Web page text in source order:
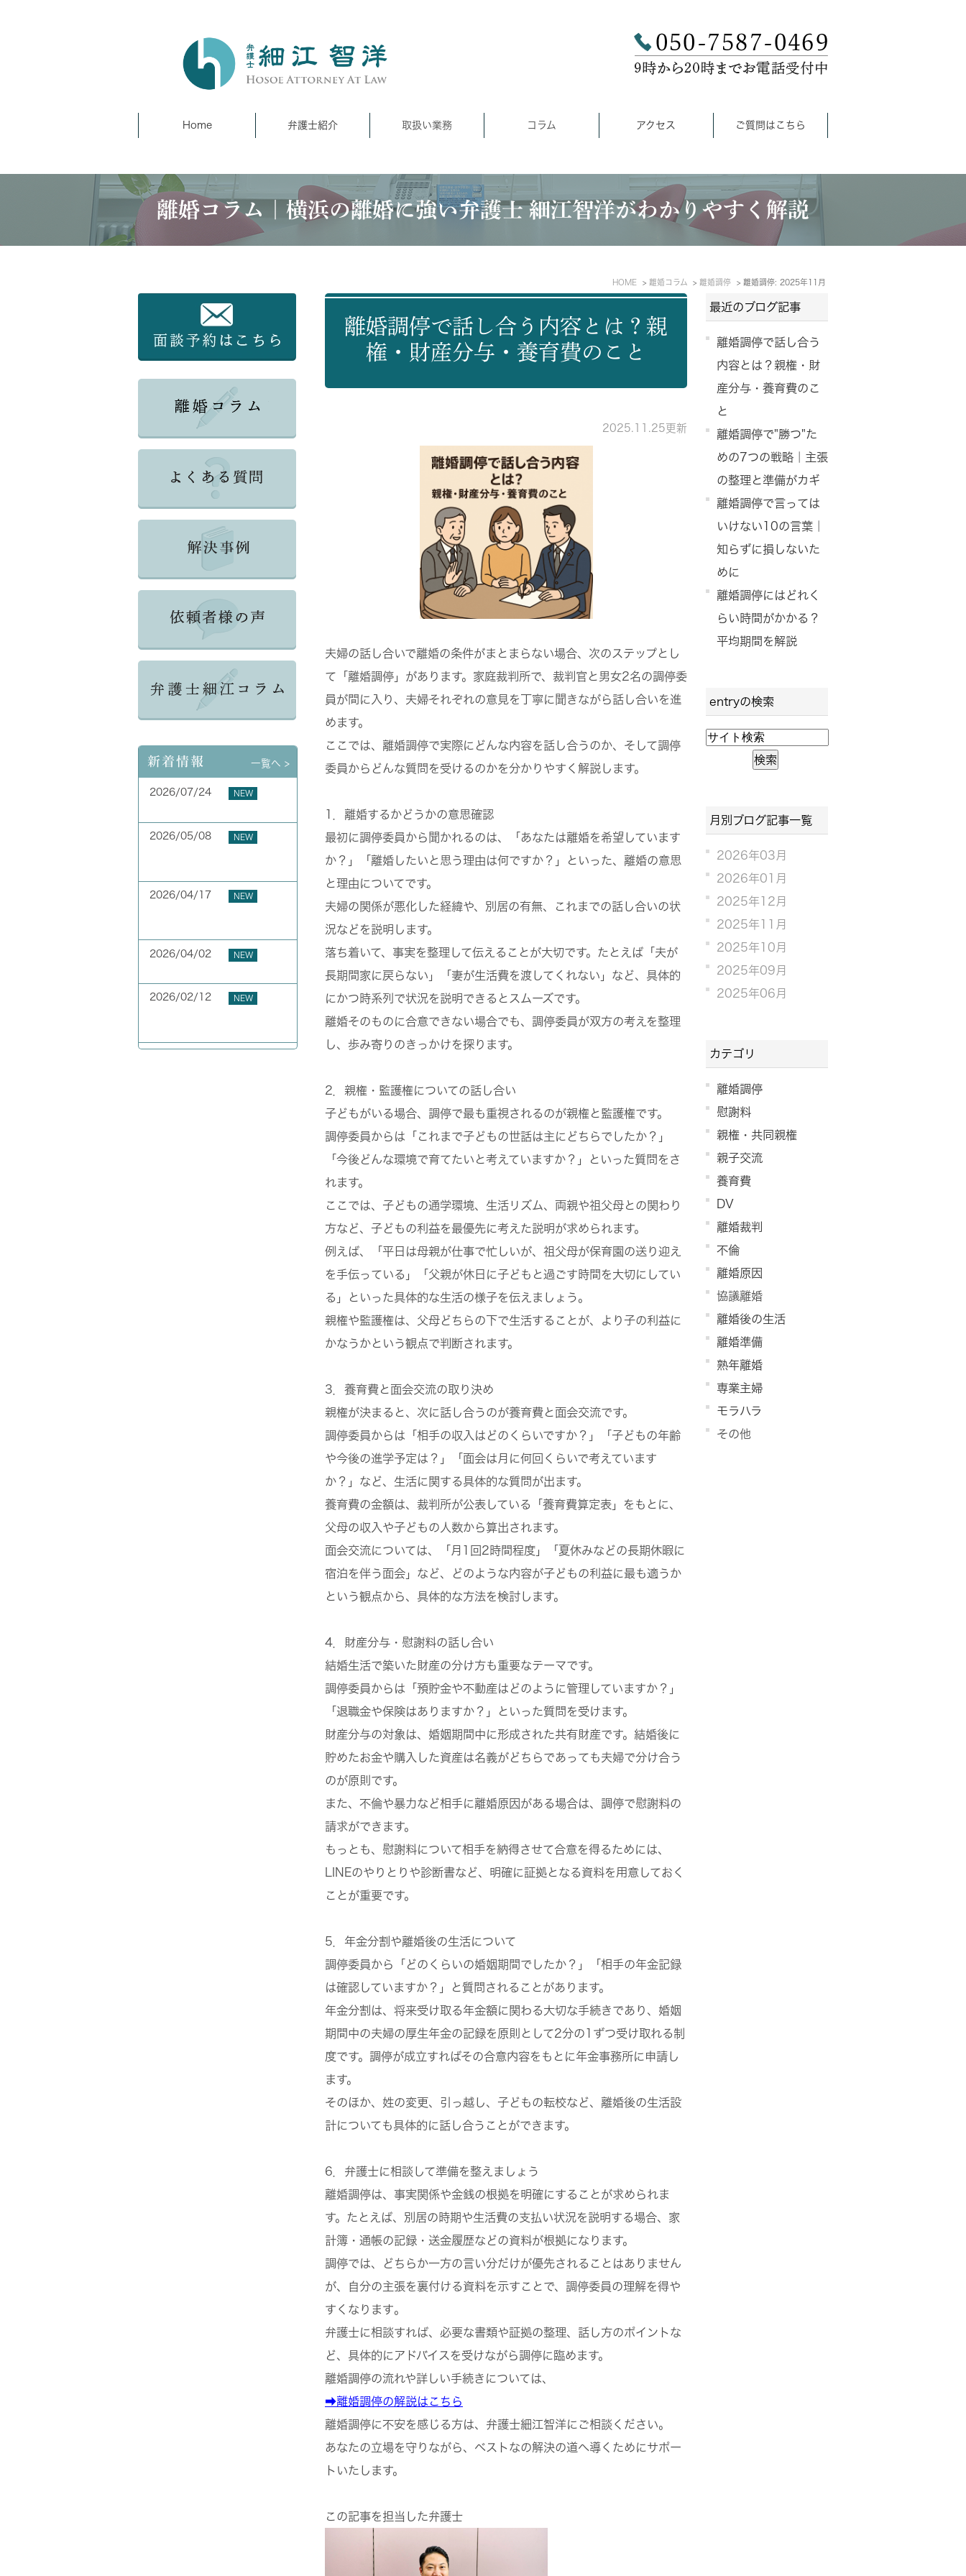
Home 弁護士紹介 取扱い業務 コラム アクセス ご質問はこちら
離婚コラム｜横浜の離婚に強い弁護士 細江智洋がわかりやすく解説
HOME 離婚コラム 離婚調停 離婚調停: 2025年11月
離婚調停で話し合う内容とは？親
権・財産分与・養育費のこと
2025.11.25更新
夫婦の話し合いで離婚の条件がまとまらない場合、次のステップとし
て「離婚調停」があります。家庭裁判所で、裁判官と男女2名の調停委
員が間に入り、夫婦それぞれの意見を丁寧に聞きながら話し合いを進
めます。
ここでは、 離婚調停で実際にどんな内容を話し合うのか、そして調停
委員からどんな質問を受けるのかを分かりやすく解説します。
1．離婚するかどうかの意思確認
最初に調停委員から聞かれるのは、「あなたは離婚を希望しています
か？」「離婚したいと思う理由は何ですか？」といった、離婚の意思
と理由についてです。
夫婦の関係が悪化した経緯や、別居の有無、これまでの話し合いの状
況などを説明します。
落ち着いて、事実を整理して伝えることが大切です。たとえば「夫が
長期間家に戻らない」「妻が生活費を渡してくれない」など、具体的
にかつ時系列で状況を説明できるとスムーズです。
離婚そのものに合意できない場合でも、調停委員が双方の考えを整理
し、歩み寄りのきっかけを探ります。
2．親権・監護権についての話し合い
子どもがいる場合、調停で最も重視されるのが親権と 監護権です。
調停委員からは「これまで子どもの世話は主にどちらでしたか？」
「今後どんな環境で育てたいと考えていますか？」といった質問をさ
れます。
ここでは、子どもの通学環境、生活リズム、両親や祖父母との関わり
方など、 子どもの利益を最優先に考えた説明が求められます。
例えば、「平日は母親が仕事で忙しいが、祖父母が保育園の送り迎え
を手伝っている」「父親が休日に子どもと過ごす時間を大切にしてい
る」といった具体的な生活の様子を伝えましょう。
親権や監護権は、父母どちらの下で生活することが、より子の利益に
かなうかという観点で判断されます。
3．養育費と面会交流の取り決め
親権が決まると、次に話し合うのが養育費と面会交流です。
調停委員からは「相手の収入はどのくらいですか？」「子どもの年齢
や今後の進学予定は？」「面会は月に何回くらいで考えています
か？」など、生活に関する具体的な質問が出ます。
養育費の金額は、裁判所が公表している「養育費算定表」をもとに、
父母の収入や子どもの人数から算出されます。
面会交流については、「月1回2時間程度」「夏休みなどの長期休暇に
宿泊を伴う面会」など、どのような内容が子どもの利益に最も適うか
という観点から、具体的な方法を検討します。
4．財産分与・慰謝料の話し合い
結婚生活で築いた財産の分け方も重要なテーマです。
調停委員からは「預貯金や不動産はどのように管理していますか？」
「退職金や保険はありますか？」といった質問を受けます。
財産分与の対象は、婚姻期間中に形成された共有財産です。結婚後に
貯めたお金や購入した資産は名義がどちらであっても夫婦で分け合う
のが原則です。
また、不倫や暴力など相手に離婚原因がある場合は、調停で慰謝料の
請求ができます。
もっとも、慰謝料について相手を納得させて合意を得るためには、
LINEのやりとりや診断書など、明確に証拠となる資料を用意しておく
ことが重要です。
5．年金分割や離婚後の生活について
調停委員から「どのくらいの婚姻期間でしたか？」「相手の年金記録
は確認していますか？」と質問されることがあります。
年金分割 は、将来受け取る年金額に関わる大切な手続きであり、婚姻
期間中の夫婦の厚生年金の記録を原則として2分の1ずつ受け取れる制
度です。調停が成立すればその合意内容をもとに年金事務所に申請し
ます。
そのほか、姓の変更、引っ越し、子どもの転校など、 離婚後の生活設
計についても具体的に話し合うことができます。
6．弁護士に相談して準備を整えましょう
離婚調停は、事実関係や金銭の根拠を明確にすることが求められま
す。たとえば、別居の時期や生活費の支払い状況を説明する場合、 家
計簿・通帳の記録・送金履歴などの資料が根拠になります。
調停では、どちらか一方の言い分だけが優先されることはありません
が、
自分の主張を裏付ける資料を示すことで、調停委員の理解を得や
すくなります。
弁護士に相談すれば、必要な書類や証拠の整理、話し方のポイントな
ど、具体的にアドバイスを受けながら調停に臨めます。
離婚調停の流れや詳しい手続きについては、
➡離婚調停の解説はこちら
離婚調停に不安を感じる方は、弁護士細江智洋にご相談ください。
あなたの立場を守りながら、ベストなの解決の道へ導くためにサポー
トいたします。
この記事を担当した弁護士
最近のブログ記事
離婚調停で話し合う
内容とは？親権・財
産分与・養育費のこ
と
離婚調停で"勝つ"た
めの7つの戦略｜主張
の整理と準備がカギ
離婚調停で言っては
いけない10の言葉｜
知らずに損しないた
めに
離婚調停にはどれく
らい時間がかかる？
平均期間を解説
entryの検索
月別ブログ記事一覧
2026年03月
2026年01月
2025年12月
2025年11月
2025年10月
2025年09月
2025年06月
カテゴリ
離婚調停
慰謝料
親権・共同親権
親子交流
養育費
DV
離婚裁判
不倫
離婚原因
協議離婚
離婚後の生活
離婚準備
熟年離婚
専業主婦
モラハラ
その他
新着情報 一覧へ >
2026/07/24 NEW
2026/05/08 NEW
2026/04/17 NEW
2026/04/02 NEW
2026/02/12 NEW